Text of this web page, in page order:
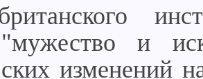
и
изменений